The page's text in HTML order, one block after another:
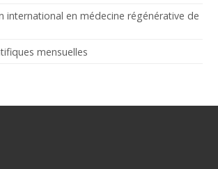
international en médecine régénérative de
mensuelles